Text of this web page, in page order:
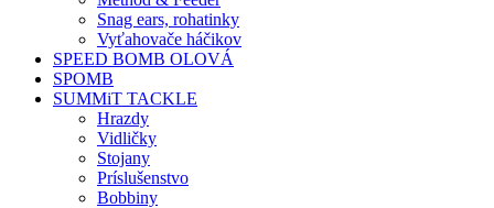
Snag ears, rohatinky
Vyťahovače háčikov
SPEED BOMB OLOVÁ
SPOMB
SUMMiT TACKLE
Hrazdy
Vidličky
Stojany
Príslušenstvo
Bobbiny